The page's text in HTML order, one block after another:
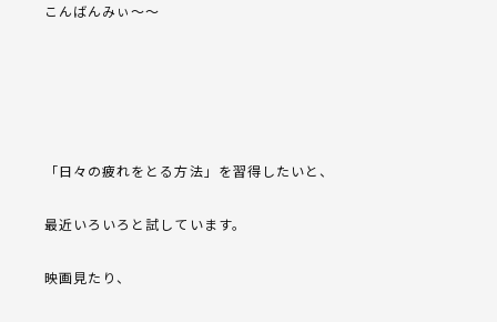
こんばんみぃ～～
「日々の疲れをとる方法」を習得したいと、
最近いろいろと試しています。
映画見たり、